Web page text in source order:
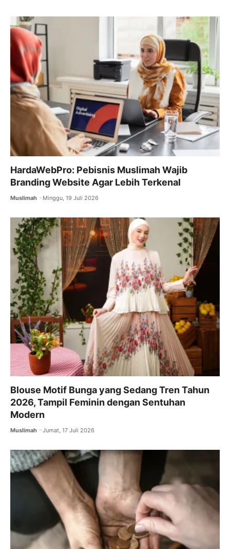
b
o
o
k
A a
d
HardaWebPro: Pebisnis Muslimah Wajib
Branding Website Agar Lebih Terkenal
Muslimah Minggu, 19 Juli 2026
Blouse Motif Bunga yang Sedang Tren Tahun
2026, Tampil Feminin dengan Sentuhan
Modern
Muslimah Jumat, 17 Juli 2026